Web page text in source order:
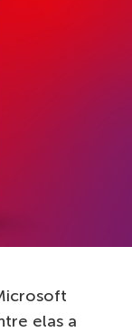
elas a